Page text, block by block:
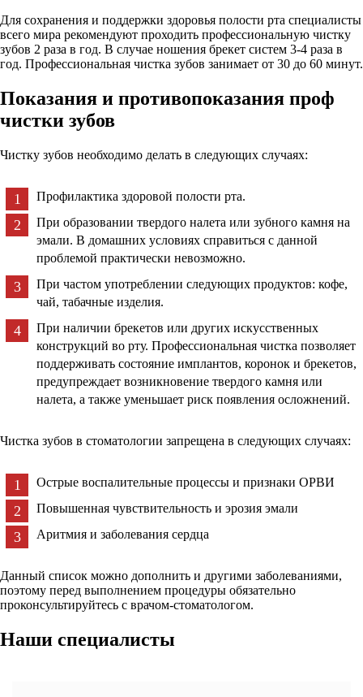
Для сохранения и поддержки здоровья полости рта специалисты
всего мира рекомендуют проходить профессиональную чистку
зубов 2 раза в год. В случае ношения брекет систем 3-4 раза в
год. Профессиональная чистка зубов занимает от 30 до 60 минут.
Показания и противопоказания проф
чистки зубов
Чистку зубов необходимо делать в следующих случаях:
Профилактика здоровой полости рта.
При образовании твердого налета или зубного камня на
эмали. В домашних условиях справиться с данной
проблемой практически невозможно.
При частом употреблении следующих продуктов: кофе,
чай, табачные изделия.
При наличии брекетов или других искусственных
конструкций во рту. Профессиональная чистка позволяет
поддерживать состояние имплантов, коронок и брекетов,
предупреждает возникновение твердого камня или
налета, а также уменьшает риск появления осложнений.
Чистка зубов в стоматологии запрещена в следующих случаях:
Острые воспалительные процессы и признаки ОРВИ
Повышенная чувствительность и эрозия эмали
Аритмия и заболевания сердца
Данный список можно дополнить и другими заболеваниями,
поэтому перед выполнением процедуры обязательно
проконсультируйтесь с врачом-стоматологом.
Наши специалисты